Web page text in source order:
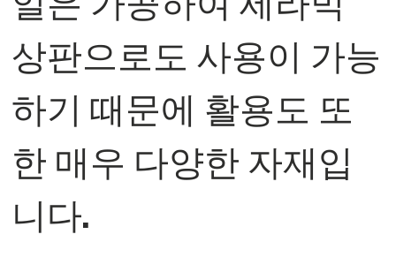
상판으로도 사용이 가능
하기 때문에 활용도 또
한 매우 다양한 자재입
니다.